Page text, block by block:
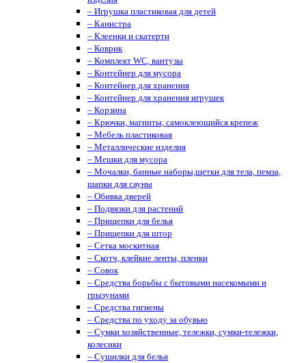
– Игрушка пластиковая для детей
– Канистра
– Клеенки и скатерти
– Коврик
– Комплект WC, вантузы
– Контейнер для мусора
– Контейнер для хранения
– Контейнер для хранения игрушек
– Корзина
– Крючки, магниты, cамоклеющийся крепеж
– Мебель пластиковая
– Металлические изделия
– Мешки для мусора
– Мочалки, банные наборы,щетки для тела, пемза,
шапки для сауны
– Обивка дверей
– Подвязки для растений
– Прищепки для белья
– Прищепки для штор
– Сетка москитная
– Скотч, клейкие ленты, пленки
– Совок
– Средства борьбы с бытовыми насекомыми и
грызунами
– Средства гигиены
– Средства по уходу за обувью
– Сумки хозяйственные, тележки, сумки-тележки,
колесики
– Сушилки для белья